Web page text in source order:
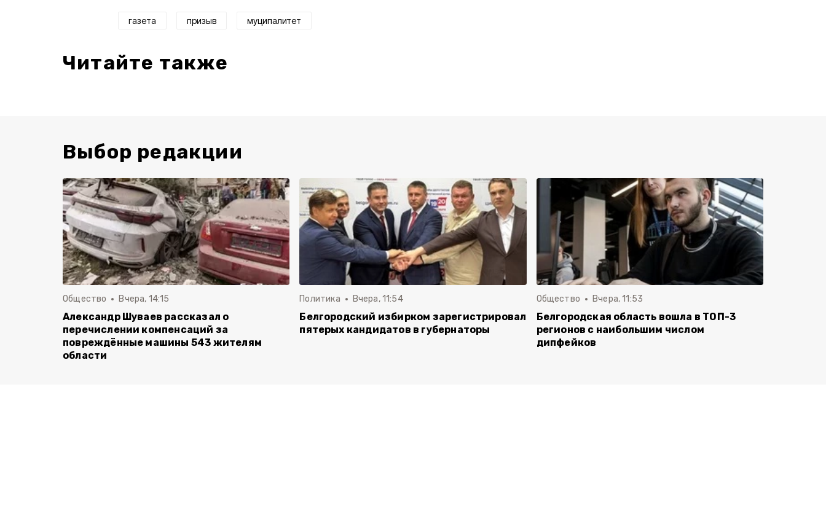
газета призыв муципалитет
Читайте также
Выбор редакции
Общество Вчера, 14:15
Александр Шуваев рассказал о
перечислении компенсаций за
повреждённые машины 543 жителям
области
Политика Вчера, 11:54
Белгородский избирком зарегистрировал
пятерых кандидатов в губернаторы
Общество Вчера, 11:53
Белгородская область вошла в ТОП-3
регионов с наибольшим числом
дипфейков